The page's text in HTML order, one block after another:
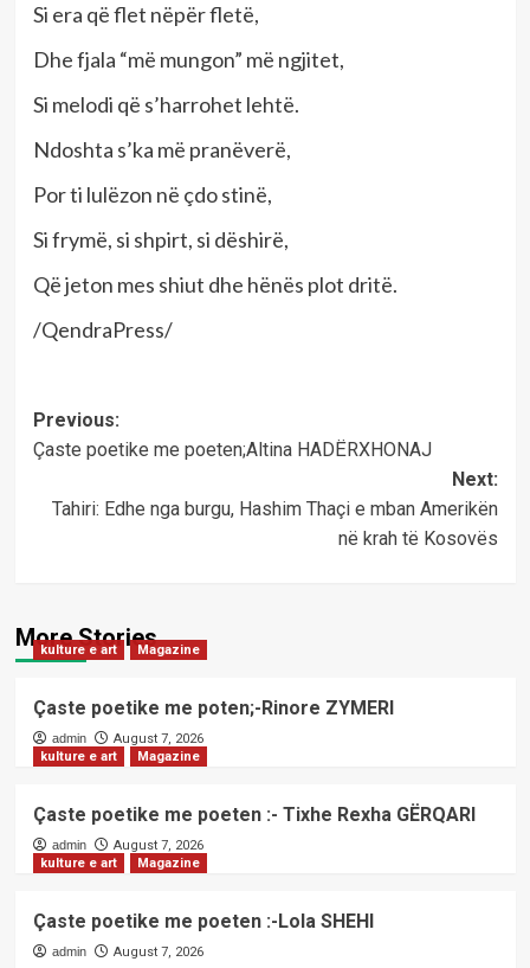
Si era që flet nëpër fletë,
Dhe fjala “më mungon” më ngjitet,
Si melodi që s’harrohet lehtë.
Ndoshta s’ka më pranëverë,
Por ti lulëzon në çdo stinë,
Si frymë, si shpirt, si dëshirë,
Që jeton mes shiut dhe hënës plot dritë.
/QendraPress/
Post
navigation
Previous:
Çaste poetike me poeten;Altina HADËRXHONAJ
Next:
Tahiri: Edhe nga burgu, Hashim Thaçi e mban Amerikën
në krah të Kosovës
More Stories
kulture e art Magazine
Çaste poetike me poten;-Rinore ZYMERI
admin
August 7, 2026
kulture e art
Magazine
Çaste poetike me poeten :- Tixhe Rexha GËRQARI
admin
August 7, 2026
kulture e art
Magazine
Çaste poetike me poeten :-Lola SHEHI
admin August 7, 2026